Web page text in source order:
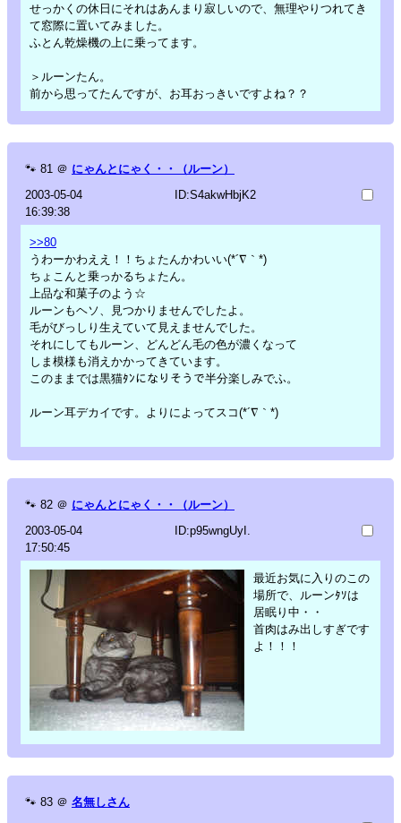
せっかくの休日にそれはあんまり寂しいので、無理やりつれてき
て窓際に置いてみました。
ふとん乾燥機の上に乗ってます。
＞ルーンたん。
前から思ってたんですが、お耳おっきいですよね？？
🐾 81 ＠ にゃんとにゃく・・（ルーン）
2003-05-04
16:39:38
ID:S4akwHbjK2
>>80
うわーかわええ！！ちょたんかわいい(*´∇｀*)
ちょこんと乗っかるちょたん。
上品な和菓子のよう☆
ルーンもヘソ、見つかりませんでしたよ。
毛がびっしり生えていて見えませんでした。
それにしてもルーン、どんどん毛の色が濃くなって
しま模様も消えかかってきています。
このままでは黒猫ﾀﾝになりそうで半分楽しみでふ。
ルーン耳デカイです。よりによってスコ(*´∇｀*)
🐾 82 ＠ にゃんとにゃく・・（ルーン）
2003-05-04
17:50:45
ID:p95wngUyI.
最近お気に入りのこの
場所で、ルーンﾀｿは
居眠り中・・
首肉はみ出しすぎです
よ！！！
🐾 83 ＠ 名無しさん